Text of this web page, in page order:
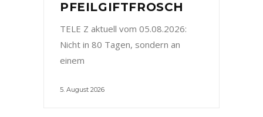
PFEILGIFTFROSCH
TELE Z aktuell vom 05.08.2026:
Nicht in 80 Tagen, sondern an
einem
5. August 2026